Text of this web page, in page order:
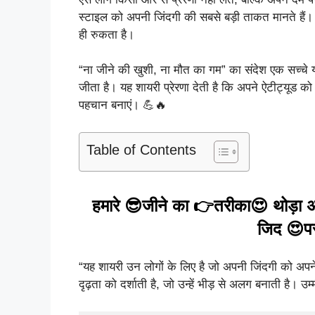
स्टाइल को अपनी जिंदगी की सबसे बड़ी ताकत मानते
ही रुकता है।
“ना जीने की खुशी, ना मौत का गम” का संदेश एक सच्चे
जीता है। यह शायरी प्रेरणा देती है कि अपने ऐटीट्यूड
पहचान बनाएं। 💪🔥
Table of Contents
हमारे 😎जीने का 👉तरीका😍
जिद
“यह शायरी उन लोगों के लिए है जो अपनी जिंदगी
दृढ़ता को दर्शाती है, जो उन्हें भीड़ से अलग बनाती है।